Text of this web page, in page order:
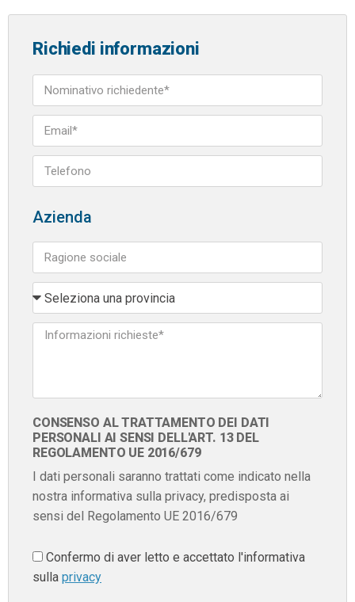
Richiedi informazioni
Azienda
CONSENSO AL TRATTAMENTO DEI DATI
PERSONALI AI SENSI DELL'ART. 13 DEL
REGOLAMENTO UE 2016/679
I dati personali saranno trattati come indicato nella
nostra informativa sulla privacy, predisposta ai
sensi del Regolamento UE 2016/679
Confermo di aver letto e accettato l'informativa
sulla privacy